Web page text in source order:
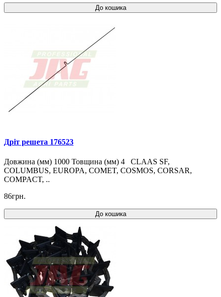
До кошика
Дріт решета 176523
Довжина (мм) 1000 Товщина (мм) 4 CLAAS SF,
COLUMBUS, EUROPA, COMET, COSMOS, CORSAR,
COMPACT, ..
86грн.
До кошика